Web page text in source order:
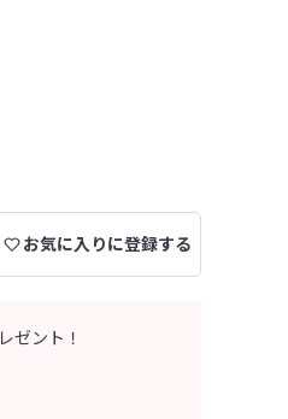
お気に入りに登録する
ゼント！